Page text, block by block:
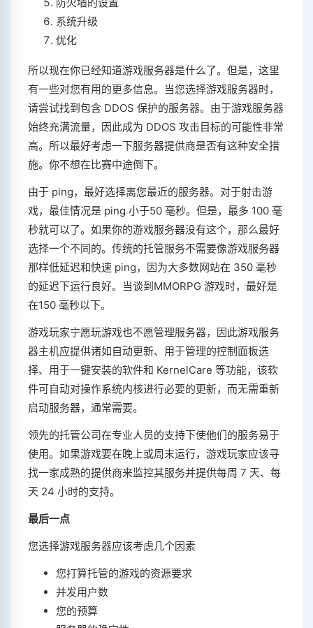
系统升级
优化
所以现在你已经知道游戏服务器是什么了。但是，这里
有一些对您有用的更多信息。当您选择游戏服务器时，
请尝试找到包含 DDOS 保护的服务器。由于游戏服务器
始终充满流量，因此成为 DDOS 攻击目标的可能性非常
高。所以最好考虑一下服务器提供商是否有这种安全措
施。你不想在比赛中途倒下。
由于 ping，最好选择离您最近的服务器。对于射击游
戏，最佳情况是 ping 小于50 毫秒。但是，最多 100 毫
秒就可以了。如果你的游戏服务器没有这个，那么最好
选择一个不同的。传统的托管服务不需要像游戏服务器
那样低延迟和快速 ping，因为大多数网站在 350 毫秒
的延迟下运行良好。当谈到MMORPG 游戏时，最好是
在150 毫秒以下。
游戏玩家宁愿玩游戏也不愿管理服务器，因此游戏服务
器主机应提供诸如自动更新、用于管理的控制面板选
择、用于一键安装的软件和 KernelCare 等功能，该软
件可自动对操作系统内核进行必要的更新，而无需重新
启动服务器，通常需要。
领先的托管公司在专业人员的支持下使他们的服务易于
使用。如果游戏要在晚上或周末运行，游戏玩家应该寻
找一家成熟的提供商来监控其服务并提供每周 7 天、每
天 24 小时的支持。
最后一点
您选择游戏服务器应该考虑几个因素
您打算托管的游戏的资源要求
并发用户数
您的预算